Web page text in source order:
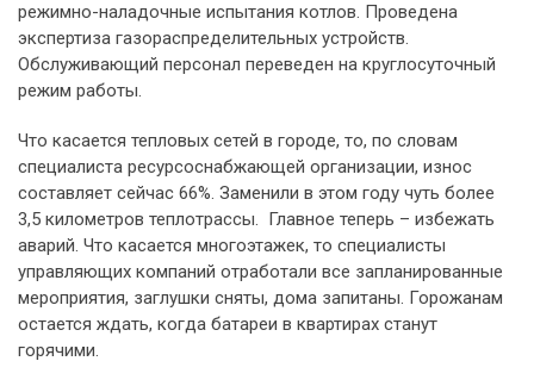
режимно-наладочные испытания котлов. Проведена
экспертиза газораспределительных устройств.
Обслуживающий персонал переведен на круглосуточный
режим работы.
Что касается тепловых сетей в городе, то, по словам
специалиста ресурсоснабжающей организации, износ
составляет сейчас 66%. Заменили в этом году чуть более
3,5 километров теплотрассы. Главное теперь – избежать
аварий. Что касается многоэтажек, то специалисты
управляющих компаний отработали все запланированные
мероприятия, заглушки сняты, дома запитаны. Горожанам
остается ждать, когда батареи в квартирах станут
горячими.